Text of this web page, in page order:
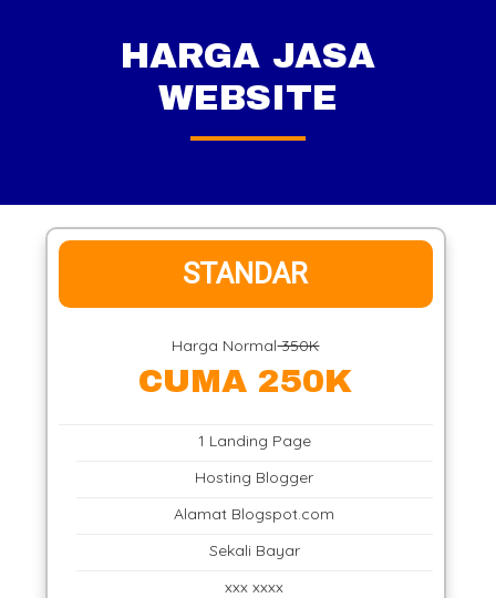
HARGA JASA
WEBSITE
STANDAR
Harga Normal350K
CUMA 250K
1 Landing Page
Hosting Blogger
Alamat Blogspot.com
Sekali Bayar
xxx xxxx